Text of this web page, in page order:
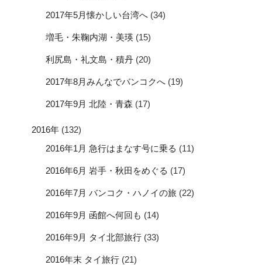
2017年5月懐かしい台湾へ (34)
増毛・朱鞠内湖・美瑛 (15)
利尻島・礼文島・積丹 (20)
2017年8月みんなでバンコクへ (19)
2017年9月 北陸・青森 (17)
2016年 (132)
2016年1月 急行はまなす号に乗る (11)
2016年6月 岩手・秋田をめぐる (17)
2016年7月 バンコク・ハノイの旅 (22)
2016年9月 函館へ何回も (14)
2016年9月 タイ北部旅行 (33)
2016年末 タイ旅行 (21)